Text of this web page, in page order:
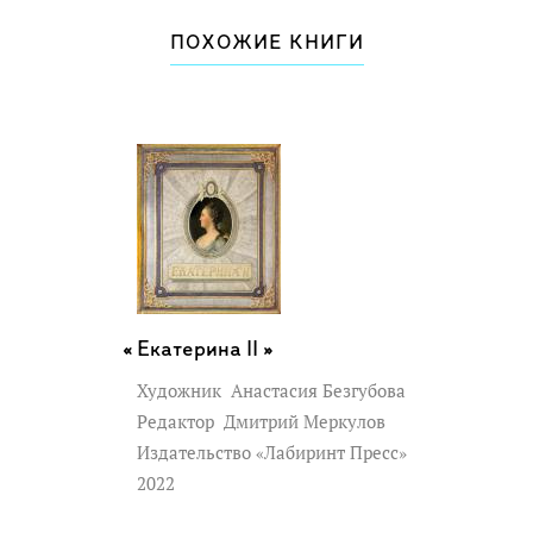
ПОХОЖИЕ КНИГИ
Екатерина II »
Художник Анастасия Безгубова
Редактор Дмитрий Меркулов
Издательство «Лабиринт Пресс»
2022